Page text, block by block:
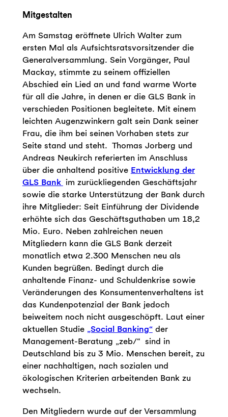
Mitgestalten
Am Samstag eröffnete Ulrich Walter zum
ersten Mal als Aufsichtsratsvorsitzender die
Generalversammlung. Sein Vorgänger, Paul
Mackay, stimmte zu seinem offiziellen
Abschied ein Lied an und fand warme Worte
für all die Jahre, in denen er die GLS Bank in
verschieden Positionen begleitete. Mit einem
leichten Augenzwinkern galt sein Dank seiner
Frau, die ihm bei seinen Vorhaben stets zur
Seite stand und steht. Thomas Jorberg und
Andreas Neukirch referierten im Anschluss
über die anhaltend positive Entwicklung der
GLS Bank im zurückliegenden Geschäftsjahr
sowie die starke Unterstützung der Bank durch
ihre Mitglieder: Seit Einführung der Dividende
erhöhte sich das Geschäftsguthaben um 18,2
Mio. Euro. Neben zahlreichen neuen
Mitgliedern kann die GLS Bank derzeit
monatlich etwa 2.300 Menschen neu als
Kunden begrüßen. Bedingt durch die
anhaltende Finanz- und Schuldenkrise sowie
Veränderungen des Konsumentenverhaltens ist
das Kundenpotenzial der Bank jedoch
beiweitem noch nicht ausgeschöpft. Laut einer
aktuellen Studie „Social Banking“der
Management-Beratung „zeb/“ sind in
Deutschland bis zu 3 Mio. Menschen bereit, zu
einer nachhaltigen, nach sozialen und
ökologischen Kriterien arbeitenden Bank zu
wechseln.
Den Mitgliedern wurde auf der Versammlung